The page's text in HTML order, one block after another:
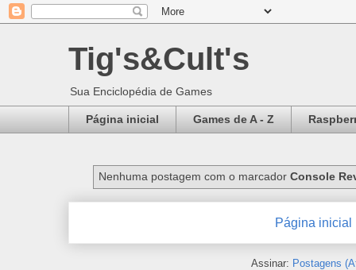
Tig's&Cult's
Sua Enciclopédia de Games
Página inicial Games de A - Z
Nenhuma postagem com o marcadorConsole
Página inicial
Assinar: Postagens